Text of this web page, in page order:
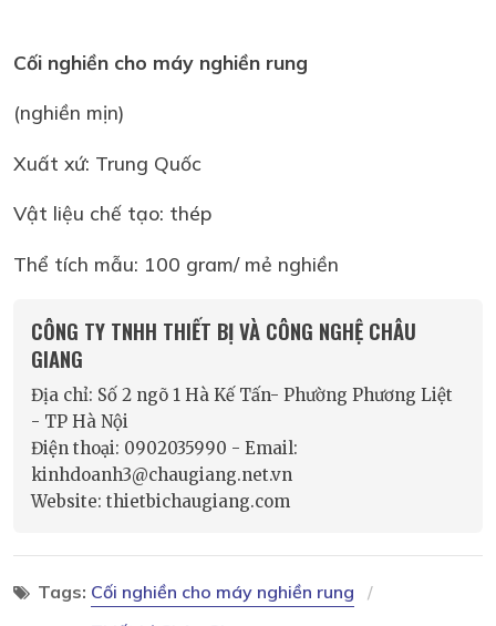
Cối nghiền cho máy nghiền rung
(nghiền mịn)
Xuất xứ: Trung Quốc
Vật liệu chế tạo: thép
Thể tích mẫu: 100 gram/ mẻ nghiền
CÔNG TY TNHH THIẾT BỊ VÀ CÔNG NGHỆ CHÂU
GIANG
Địa chỉ: Số 2 ngõ 1 Hà Kế Tấn- Phường Phương Liệt
- TP Hà Nội
Điện thoại: 0902035990 - Email:
kinhdoanh3@chaugiang.net.vn
Website: thietbichaugiang.com
Tags: Cối nghiền cho máy nghiền rung